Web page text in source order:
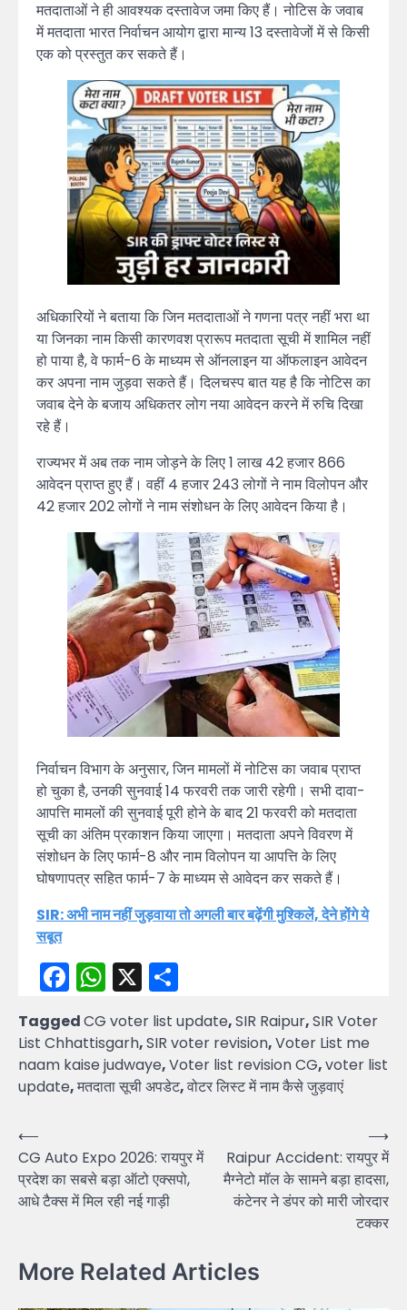
मतदाताओं ने ही आवश्यक दस्तावेज जमा किए हैं। नोटिस के जवाब
में मतदाता भारत निर्वाचन आयोग द्वारा मान्य 13 दस्तावेजों में से किसी
एक को प्रस्तुत कर सकते हैं।
अधिकारियों ने बताया कि जिन मतदाताओं ने गणना पत्र नहीं भरा था
या जिनका नाम किसी कारणवश प्रारूप मतदाता सूची में शामिल नहीं
हो पाया है, वे फार्म-6 के माध्यम से ऑनलाइन या ऑफलाइन आवेदन
कर अपना नाम जुड़वा सकते हैं। दिलचस्प बात यह है कि नोटिस का
जवाब देने के बजाय अधिकतर लोग नया आवेदन करने में रुचि दिखा
रहे हैं।
राज्यभर में अब तक नाम जोड़ने के लिए 1 लाख 42 हजार 866
आवेदन प्राप्त हुए हैं। वहीं 4 हजार 243 लोगों ने नाम विलोपन और
42 हजार 202 लोगों ने नाम संशोधन के लिए आवेदन किया है।
निर्वाचन विभाग के अनुसार, जिन मामलों में नोटिस का जवाब प्राप्त
हो चुका है, उनकी सुनवाई 14 फरवरी तक जारी रहेगी। सभी दावा-
आपत्ति मामलों की सुनवाई पूरी होने के बाद 21 फरवरी को मतदाता
सूची का अंतिम प्रकाशन किया जाएगा। मतदाता अपने विवरण में
संशोधन के लिए फार्म-8 और नाम विलोपन या आपत्ति के लिए
घोषणापत्र सहित फार्म-7 के माध्यम से आवेदन कर सकते हैं।
SIR: अभी नाम नहीं जुड़वाया तो अगली बार बढ़ेंगी मुश्किलें, देने होंगे ये
सबूत
Facebook
WhatsApp
X
TaggedCG voter list update,SIR Raipur,SIR Voter
List Chhattisgarh,SIR voter revision,Voter List me
naam kaise judwaye,Voter list revision CG,voter list
update,मतदाता सूची अपडेट,वोटर लिस्ट में नाम कैसे जुड़वाएं
Post
navigation
⟵
CG Auto Expo 2026: रायपुर में
प्रदेश का सबसे बड़ा ऑटो एक्सपो,
आधे टैक्स में मिल रही नई गाड़ी
Raipur Accident: रायपुर में
मैग्नेटो मॉल के सामने बड़ा हादसा,
कंटेनर ने डंपर को मारी जोरदार
टक्कर
⟶
More Related Articles